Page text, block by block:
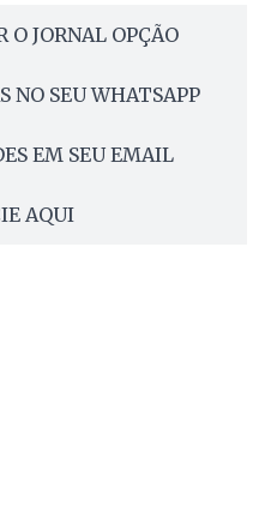
O JORNAL OPÇÃO
NO SEU WHATSAPP
EM SEU EMAIL
AQUI